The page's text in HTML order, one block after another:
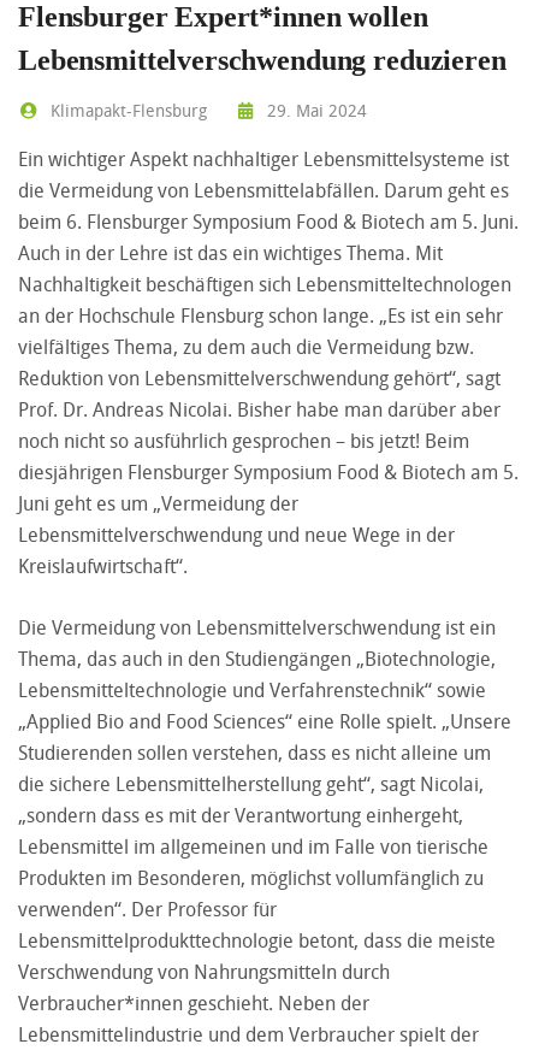
Flensburger Expert*innen wollen
Lebensmittelverschwendung reduzieren
Klimapakt-Flensburg 29. Mai 2024
Ein wichtiger Aspekt nachhaltiger Lebensmittelsysteme ist
die Vermeidung von Lebensmittelabfällen. Darum geht es
beim 6. Flensburger Symposium Food & Biotech am 5. Juni.
Auch in der Lehre ist das ein wichtiges Thema. Mit
Nachhaltigkeit beschäftigen sich Lebensmitteltechnologen
an der Hochschule Flensburg schon lange. „Es ist ein sehr
vielfältiges Thema, zu dem auch die Vermeidung bzw.
Reduktion von Lebensmittelverschwendung gehört“, sagt
Prof. Dr. Andreas Nicolai. Bisher habe man darüber aber
noch nicht so ausführlich gesprochen – bis jetzt! Beim
diesjährigen Flensburger Symposium Food & Biotech am 5.
Juni geht es um „Vermeidung der
Lebensmittelverschwendung und neue Wege in der
Kreislaufwirtschaft“.
Die Vermeidung von Lebensmittelverschwendung ist ein
Thema, das auch in den Studiengängen „Biotechnologie,
Lebensmitteltechnologie und Verfahrenstechnik“ sowie
„Applied Bio and Food Sciences“ eine Rolle spielt. „Unsere
Studierenden sollen verstehen, dass es nicht alleine um
die sichere Lebensmittelherstellung geht“, sagt Nicolai,
„sondern dass es mit der Verantwortung einhergeht,
Lebensmittel im allgemeinen und im Falle von tierische
Produkten im Besonderen, möglichst vollumfänglich zu
verwenden“. Der Professor für
Lebensmittelprodukttechnologie betont, dass die meiste
Verschwendung von Nahrungsmitteln durch
Verbraucher*innen geschieht. Neben der
Lebensmittelindustrie und dem Verbraucher spielt der